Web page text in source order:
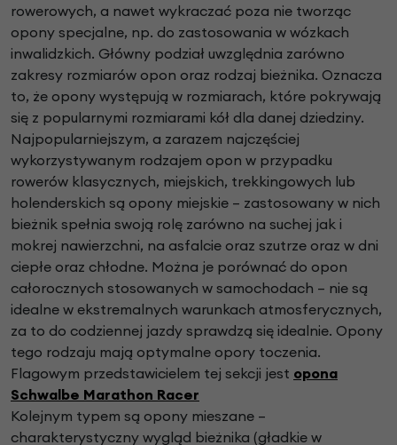
rowerowych, a nawet wykraczać poza nie tworząc
opony specjalne, np. do zastosowania w wózkach
inwalidzkich. Główny podział uwzględnia zarówno
zakresy rozmiarów opon oraz rodzaj bieżnika. Oznacza
to, że opony występują w rozmiarach, które pokrywają
się z popularnymi rozmiarami kół dla danej dziedziny.
Najpopularniejszym, a zarazem najczęściej
wykorzystywanym rodzajem opon w przypadku
rowerów klasycznych, miejskich, trekkingowych lub
holenderskich są opony miejskie – zastosowany w nich
bieżnik spełnia swoją rolę zarówno na suchej jak i
mokrej nawierzchni, na asfalcie oraz szutrze oraz w dni
ciepłe oraz chłodne. Można je porównać do opon
całorocznych stosowanych w samochodach – nie są
idealne w ekstremalnych warunkach atmosferycznych,
za to do codziennej jazdy sprawdzą się idealnie. Opony
tego rodzaju mają optymalne opory toczenia.
Flagowym przedstawicielem tej sekcji jest opona
Schwalbe Marathon Racer
Kolejnym typem są opony mieszane –
charakterystyczny wygląd bieżnika (gładkie w